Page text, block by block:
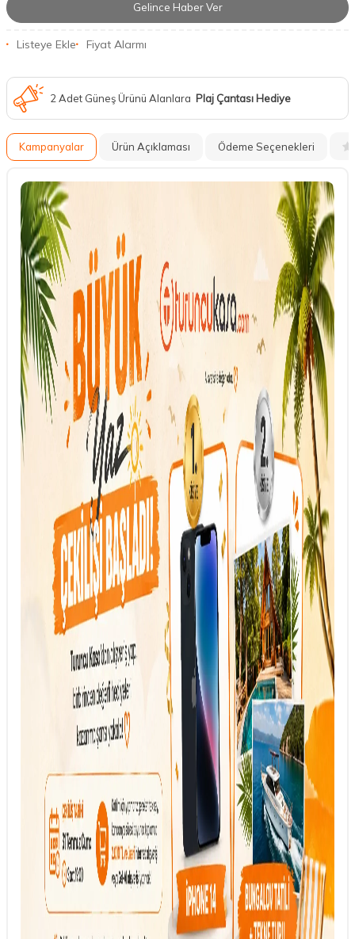
Gelince Haber Ver
Listeye Ekle Fiyat Alarmı
2 Adet Güneş Ürünü Alanlara Plaj Çantası Hediye
Kampanyalar Ürün Açıklaması Ödeme Seçenekleri